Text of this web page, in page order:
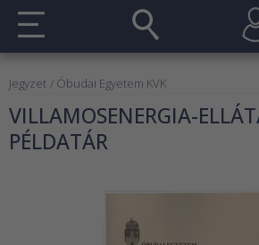
Jegyzet / Óbudai Egyetem KVK
VILLAMOSENERGIA-
PÉLDATÁR